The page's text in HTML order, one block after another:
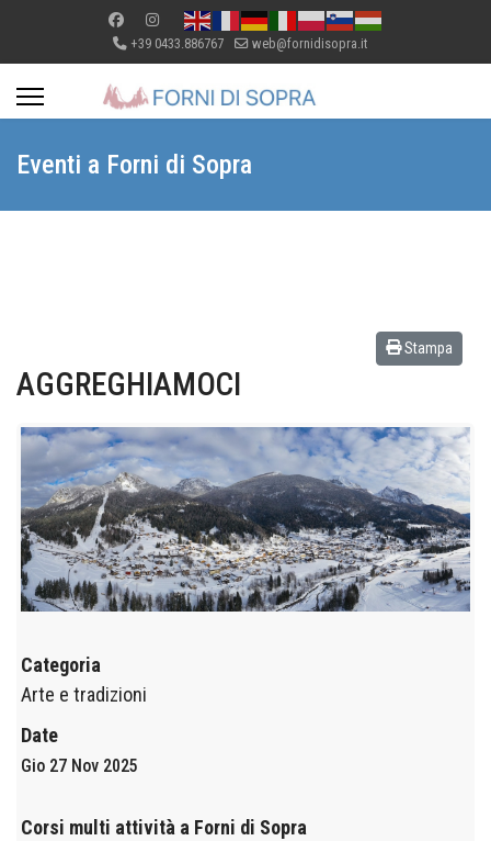
+39 0433.886767 web@fornidisopra.it
Eventi a Forni di Sopra
Stampa
AGGREGHIAMOCI
Categoria
Arte e tradizioni
Date
Gio 27 Nov 2025
Corsi multi attività a Forni di Sopra